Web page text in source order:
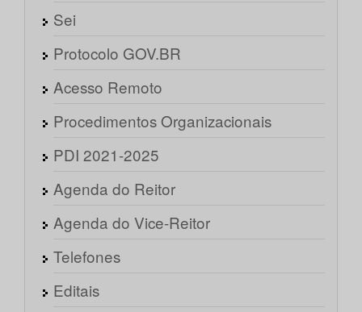
Sei
Protocolo GOV.BR
Acesso Remoto
Procedimentos Organizacionais
PDI 2021-2025
Agenda do Reitor
Agenda do Vice-Reitor
Telefones
Editais